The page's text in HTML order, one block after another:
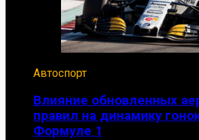
Автоспорт
Влияние обновленных
правил на динамику
Формуле 1